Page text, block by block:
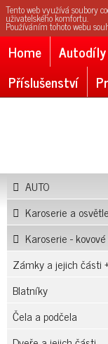
Tento web využívá soubory
uživatelského komfortu.
Používáním tohoto webu
Home Autodíly
Příslušenství
AUTO
Karoserie a
Karoserie -
Zámky a jejich části
Blatníky
Čela a podčela